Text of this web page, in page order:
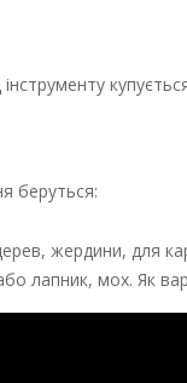
беруться:
жердини, для
лапник, мох. Як